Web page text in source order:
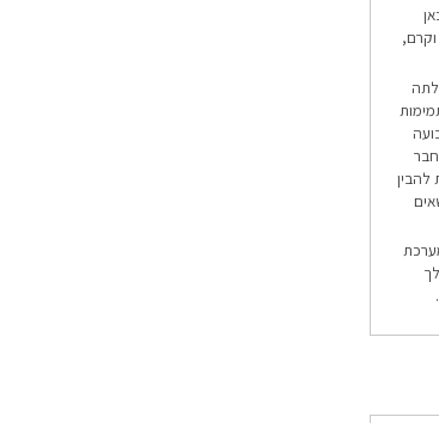
וקרם,
להבין